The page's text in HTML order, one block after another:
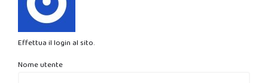
Effettua il login al sito.
Nome utente